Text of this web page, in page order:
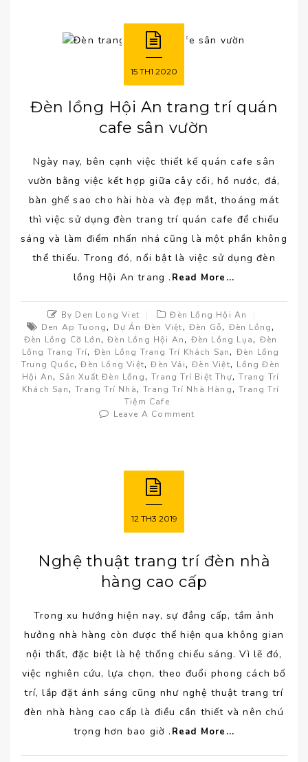
15 TH1 2020
Đèn lồng Hội An trang trí quán
cafe sân vườn
Ngày nay, bên cạnh việc thiết kế quán cafe sân
vườn bằng việc kết hợp giữa cây cối, hồ nước, đá,
bàn ghế sao cho hài hòa và đẹp mắt, thoáng mát
thì việc sử dụng đèn trang trí quán cafe để chiếu
sáng và làm điểm nhấn nhá cũng là một phần không
thể thiếu. Trong đó, nổi bật là việc sử dụng đèn
lồng Hội An trang . Read More...
By Den Long Viet
Đèn Lồng Hội An
Den Ap Tuong, Dự Án Đèn Việt, Đèn Gỗ, Đèn Lồng,
Đèn Lồng Cỡ Lớn,Đèn Lồng Hội An, Đèn Lồng Lụa, Đèn
Lồng Trang Trí, Đèn Lồng Trang Trí Khách Sạn, Đèn Lồng
Trung Quốc,Đèn Lồng Việt,Đèn Vải,Đèn Việt, Lồng Đèn
Hội An, Sản Xuất Đèn Lồng,Trang Trí Biệt Thự,Trang Trí
Khách Sạn,Trang Trí Nhà,Trang Trí Nhà Hàng,Trang Trí
Tiệm Cafe
Leave A Comment
12 TH3 2019
Nghệ thuật trang trí đèn nhà
hàng cao cấp
Trong xu hướng hiện nay, sự đẳng cấp, tầm ảnh
hưởng nhà hàng còn được thể hiện qua không gian
nội thất, đặc biệt là hệ thống chiếu sáng. Vì lẽ đó,
việc nghiên cứu, lựa chọn, theo đuổi phong cách bố
trí, lắp đặt ánh sáng cũng như nghệ thuật trang trí
đèn nhà hàng cao cấp là điều cần thiết và nên chú
trọng hơn bao giờ . Read More...